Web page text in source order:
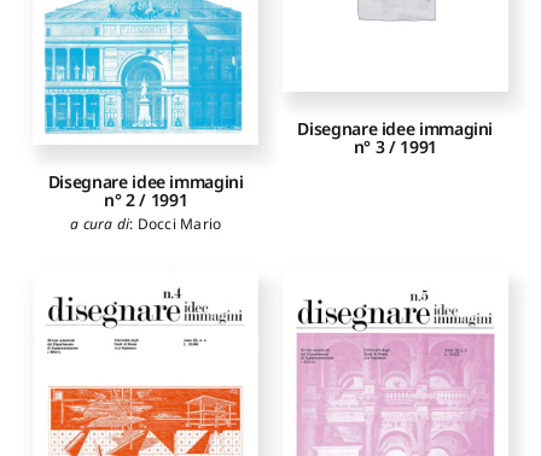
Disegnare idee immagini
n° 2 / 1991
a cura di: Docci Mario
Disegnare idee immagini
n° 3 / 1991